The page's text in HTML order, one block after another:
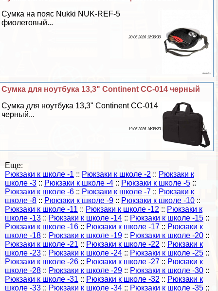
Сумка на пояс Nukki NUK-REF-5
фиолетовый...
20 06 2026 12:30:30
Сумка для ноутбука 13,3" Continent CC-014 черный
Сумка для ноутбука 13,3" Continent CC-014
черный...
19 06 2026 14:39:23
Еще:
Рюкзаки к школе -1 :: Рюкзаки к школе -2 :: Рюкзаки к
школе -3 :: Рюкзаки к школе -4 :: Рюкзаки к школе -5 ::
Рюкзаки к школе -6 :: Рюкзаки к школе -7 :: Рюкзаки к
школе -8 :: Рюкзаки к школе -9 :: Рюкзаки к школе -10 ::
Рюкзаки к школе -11 :: Рюкзаки к школе -12 :: Рюкзаки к
школе -13 :: Рюкзаки к школе -14 :: Рюкзаки к школе -15 ::
Рюкзаки к школе -16 :: Рюкзаки к школе -17 :: Рюкзаки к
школе -18 :: Рюкзаки к школе -19 :: Рюкзаки к школе -20 ::
Рюкзаки к школе -21 :: Рюкзаки к школе -22 :: Рюкзаки к
школе -23 :: Рюкзаки к школе -24 :: Рюкзаки к школе -25 ::
Рюкзаки к школе -26 :: Рюкзаки к школе -27 :: Рюкзаки к
школе -28 :: Рюкзаки к школе -29 :: Рюкзаки к школе -30 ::
Рюкзаки к школе -31 :: Рюкзаки к школе -32 :: Рюкзаки к
школе -33 :: Рюкзаки к школе -34 :: Рюкзаки к школе -35 ::